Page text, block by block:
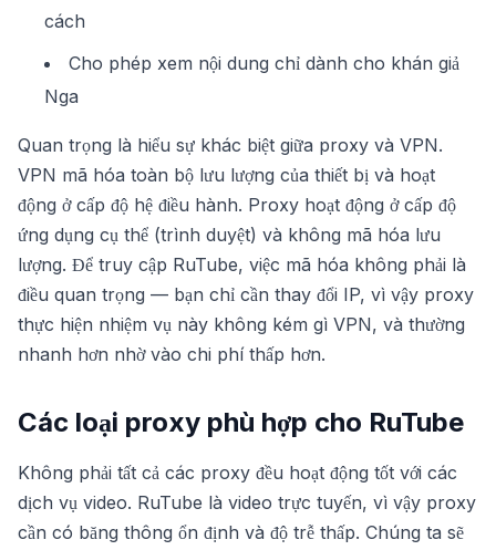
cách
Cho phép xem nội dung chỉ dành cho khán giả
Nga
Quan trọng là hiểu sự khác biệt giữa proxy và VPN.
VPN mã hóa toàn bộ lưu lượng của thiết bị và hoạt
động ở cấp độ hệ điều hành. Proxy hoạt động ở cấp độ
ứng dụng cụ thể (trình duyệt) và không mã hóa lưu
lượng. Để truy cập RuTube, việc mã hóa không phải là
điều quan trọng — bạn chỉ cần thay đổi IP, vì vậy proxy
thực hiện nhiệm vụ này không kém gì VPN, và thường
nhanh hơn nhờ vào chi phí thấp hơn.
Các loại proxy phù hợp cho RuTube
Không phải tất cả các proxy đều hoạt động tốt với các
dịch vụ video. RuTube là video trực tuyến, vì vậy proxy
cần có băng thông ổn định và độ trễ thấp. Chúng ta sẽ